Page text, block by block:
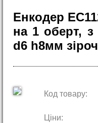
Енкодер
на 1 оберт,
d6 h8мм
Код товару:
Ціни: